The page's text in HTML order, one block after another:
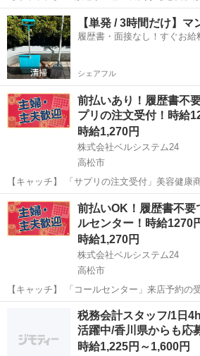
ンター！週3日～OK！未経験歓迎！開始日調整OK 【コメント
システム24なら前払い＆履歴書不要！ 勤務時
のライフスタイルに合わせ...
香川 高松市 電話対応
【単発 / 3時間だけ】マ
履歴書・面接なし！すぐお給
シェアフル
前払いあり！履歴書不
プリの注文受付！時給
時給1,270円
株式会社ベルシステム24
高松市
【キャッチ】 「サプリの注文受付」美容健康
OK！高時給！週3日～OK！服装自由！車通勤OK 【コメント】 ベ
ステム24ではWワークや扶養内勤務、短期や
ご紹介可能！ お給料は前払...
香川 高松市 電話対応
前払いOK！履歴書不要
ルセンター！時給1270
時給1,270円
株式会社ベルシステム24
高松市
【キャッチ】 「コールセンター」来店予約の
3日～OK！服装自由！車・自転車通勤OK 【コメント】 ベルシステム
24なら前払い＆履歴書不要！ 勤務時間や働き
スタイルに合わせたお仕事...
電話対応
税務会計スタッフ/1日
活躍中/香川県からも応
時給1,225円～1,600円